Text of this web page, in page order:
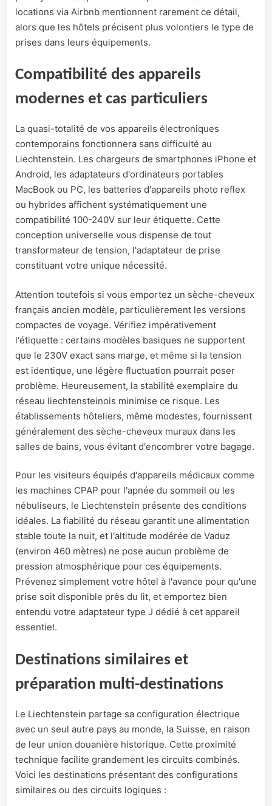
locations via Airbnb mentionnent rarement ce détail,
alors que les hôtels précisent plus volontiers le type de
prises dans leurs équipements.
Compatibilité des appareils
modernes et cas particuliers
La quasi-totalité de vos appareils électroniques
contemporains fonctionnera sans difficulté au
Liechtenstein. Les chargeurs de smartphones iPhone et
Android, les adaptateurs d'ordinateurs portables
MacBook ou PC, les batteries d'appareils photo reflex
ou hybrides affichent systématiquement une
compatibilité 100-240V sur leur étiquette. Cette
conception universelle vous dispense de tout
transformateur de tension, l'adaptateur de prise
constituant votre unique nécessité.
Attention toutefois si vous emportez un sèche-cheveux
français ancien modèle, particulièrement les versions
compactes de voyage. Vérifiez impérativement
l'étiquette : certains modèles basiques ne supportent
que le 230V exact sans marge, et même si la tension
est identique, une légère fluctuation pourrait poser
problème. Heureusement, la stabilité exemplaire du
réseau liechtensteinois minimise ce risque. Les
établissements hôteliers, même modestes, fournissent
généralement des sèche-cheveux muraux dans les
salles de bains, vous évitant d'encombrer votre bagage.
Pour les visiteurs équipés d'appareils médicaux comme
les machines CPAP pour l'apnée du sommeil ou les
nébuliseurs, le Liechtenstein présente des conditions
idéales. La fiabilité du réseau garantit une alimentation
stable toute la nuit, et l'altitude modérée de Vaduz
(environ 460 mètres) ne pose aucun problème de
pression atmosphérique pour ces équipements.
Prévenez simplement votre hôtel à l'avance pour qu'une
prise soit disponible près du lit, et emportez bien
entendu votre adaptateur type J dédié à cet appareil
essentiel.
Destinations similaires et
préparation multi-destinations
Le Liechtenstein partage sa configuration électrique
avec un seul autre pays au monde, la Suisse, en raison
de leur union douanière historique. Cette proximité
technique facilite grandement les circuits combinés.
Voici les destinations présentant des configurations
similaires ou des circuits logiques :